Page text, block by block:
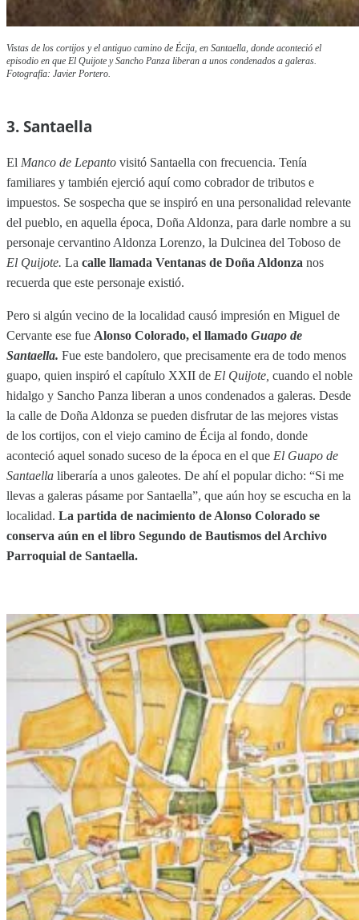
Vistas de los cortijos y el antiguo camino de Écija, en Santaella, donde aconteció el
episodio en que El Quijote y Sancho Panza liberan a unos condenados a galeras.
Fotografía: Javier Portero.
3. Santaella
El Manco de Lepanto visitó Santaella con frecuencia. Tenía
familiares y también ejerció aquí como cobrador de tributos e
impuestos. Se sospecha que se inspiró en una personalidad relevante
del pueblo, en aquella época, Doña Aldonza, para darle nombre a su
personaje cervantino Aldonza Lorenzo, la Dulcinea del Toboso de
El Quijote. La calle llamada Ventanas de Doña Aldonza nos
recuerda que este personaje existió.
Pero si algún vecino de la localidad causó impresión en Miguel de
Cervante ese fue Alonso Colorado, el llamado Guapo de
Santaella. Fue este bandolero, que precisamente era de todo menos
guapo, quien inspiró el capítulo XXII de El Quijote, cuando el noble
hidalgo y Sancho Panza liberan a unos condenados a galeras. Desde
la calle de Doña Aldonza se pueden disfrutar de las mejores vistas
de los cortijos, con el viejo camino de Écija al fondo, donde
aconteció aquel sonado suceso de la época en el que El Guapo de
Santaella liberaría a unos galeotes. De ahí el popular dicho: “Si me
llevas a galeras pásame por Santaella”, que aún hoy se escucha en la
localidad. La partida de nacimiento de Alonso Colorado se
conserva aún en el libro Segundo de Bautismos del Archivo
Parroquial de Santaella.